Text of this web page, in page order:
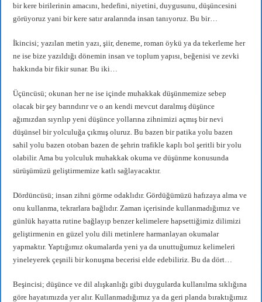
bir kere birilerinin amacını, hedefini, niyetini, duygusunu, düşüncesini
görüyoruz yani bir kere satır aralarında insan tanıyoruz. Bu bir…
İkincisi; yazılan metin yazı, şiir, deneme, roman öykü ya da tekerleme her
ne ise bize yazıldığı dönemin insan ve toplum yapısı, beğenisi ve zevki
hakkında bir fikir sunar. Bu iki…
Üçüncüsü; okunan her ne ise içinde muhakkak düşünmemize sebep
olacak bir şey barındırır ve o an kendi mevcut daralmış düşünce
ağımızdan sıyrılıp yeni düşünce yollarına zihnimizi açmış bir nevi
düşünsel bir yolculuğa çıkmış oluruz. Bu bazen bir patika yolu bazen
sahil yolu bazen otoban bazen de şehrin trafikle kaplı bol şeritli bir yolu
olabilir. Ama bu yolculuk muhakkak okuma ve düşünme konusunda
sürüşümüzü geliştirmemize katlı sağlayacaktır.
Dördüncüsü; insan zihni görme odaklıdır. Gördüğümüzü hafızaya alma ve
onu kullanma, tekrarlara bağlıdır. Zaman içerisinde kullanmadığımız ve
günlük hayatta rutine bağlayıp benzer kelimelere hapsettiğimiz dilimizi
geliştirmenin en güzel yolu dili metinlere harmanlayan okumalar
yapmaktır. Yaptığımız okumalarda yeni ya da unuttuğumuz kelimeleri
yineleyerek çeşnili bir konuşma becerisi elde edebiliriz. Bu da dört…
Beşincisi; düşünce ve dil alışkanlığı gibi duygularda kullanılma sıklığına
göre hayatımızda yer alır. Kullanmadığımız ya da geri planda bıraktığımız